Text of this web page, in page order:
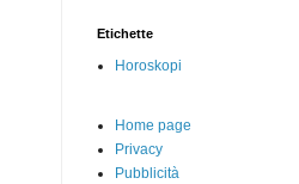
Etichette
Horoskopi
Home page
Privacy
Pubblicità